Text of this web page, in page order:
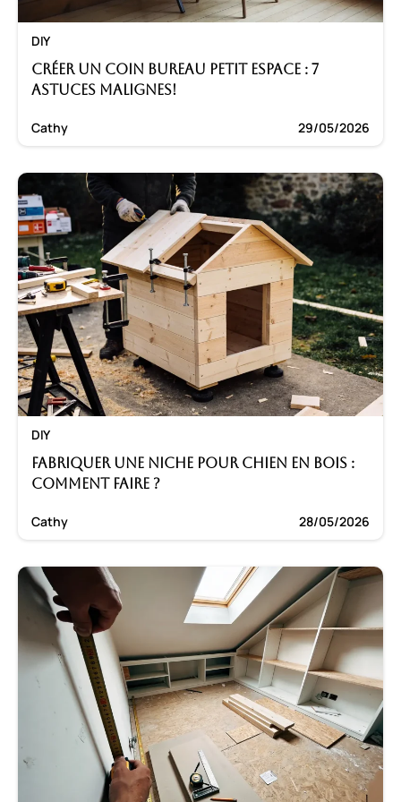
DIY
Créer un coin bureau petit espace : 7
astuces malignes!
Cathy 29/05/2026
DIY
Fabriquer une niche pour chien en bois :
Comment faire ?
Cathy 28/05/2026